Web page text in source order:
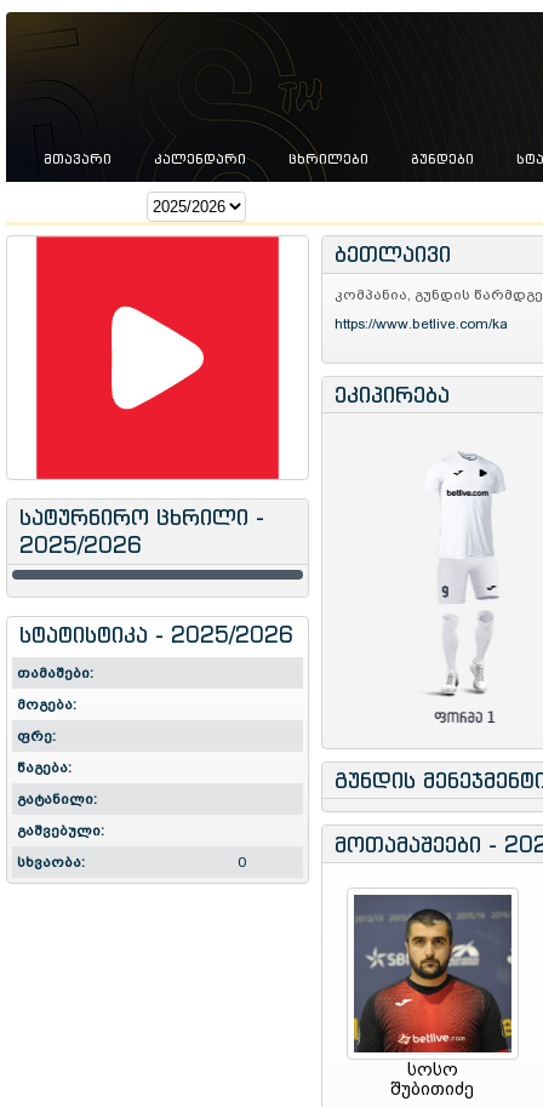
ᲛᲗᲐᲕᲐᲠᲘ ᲙᲐᲚᲔᲜᲓᲐᲠᲘ ᲪᲮᲠᲘᲚᲔᲑᲘ ᲒᲣᲜᲓᲔᲑᲘ
სატურნირო ცხრილი -
2025/2026
სტატისტიკა - 2025/2026
თამაშები:
მოგება:
ფრე:
წაგება:
გატანილი:
გაშვებული:
სხვაობა:
0
ბეთლაივი
კომპანია, გუნდის
https://www.betlive.com/ka
ეკიპირება
გუნდის
მოთამაშეები -
სოსო
შუბითიძე